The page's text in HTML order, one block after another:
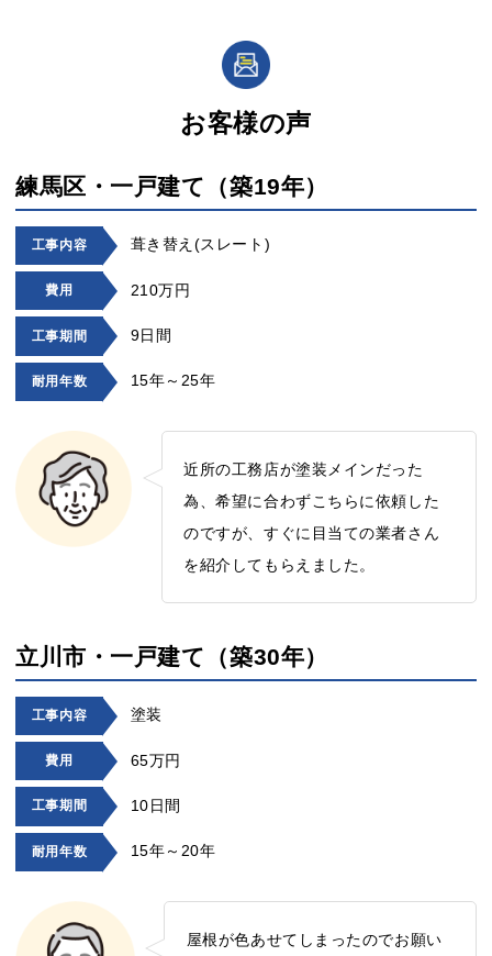
お客様の声
練馬区・一戸建て（築19年）
工事内容 葺き替え(スレート)
費用 210万円
工事期間 9日間
耐用年数 15年～25年
近所の工務店が塗装メインだった
為、希望に合わずこちらに依頼した
のですが、すぐに目当ての業者さん
を紹介してもらえました。
立川市・一戸建て（築30年）
工事内容 塗装
費用 65万円
工事期間 10日間
耐用年数 15年～20年
屋根が色あせてしまったのでお願い